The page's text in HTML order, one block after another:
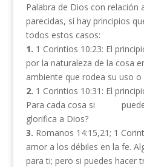
Palabra de Dios con relación
parecidas, sí hay principios
todos estos casos:
1. 1 Corintios 10:23: El
por la naturaleza de la cosa
ambiente que rodea su uso o
2. 1 Corintios 10:31: El
Para cada cosa si puedes
glorifica a Dios?
3. Romanos 14:15,21; 1
amor a los débiles en la fe.
para ti; pero si puedes hacer